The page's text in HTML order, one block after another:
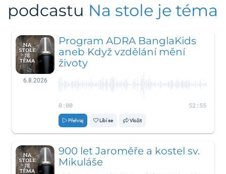
podcastu Na stole je téma
6.8.2026
Program ADRA BanglaKids
aneb Když vzdělání mění
životy
0:00 52:55
Přehraj Líbí se Vložit
900 let Jaroměře a kostel sv.
Mikuláše